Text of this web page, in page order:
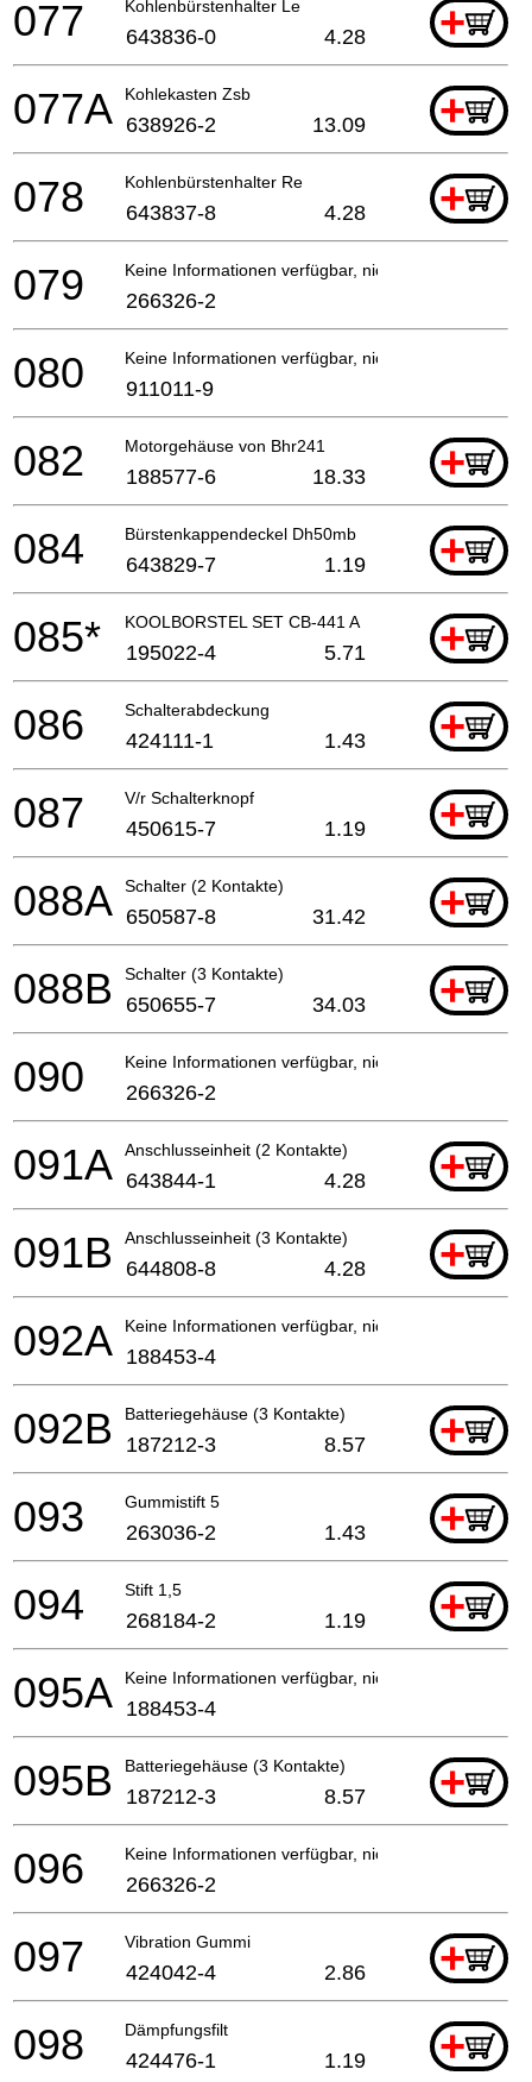
Kohlenbürstenhalter Le +
077 643836-0 4.28
Kohlekasten Zsb +
077A 638926-2 13.09
Kohlenbürstenhalter Re +
078 643837-8 4.28
Keine Informationen verfügbar, nicht bestellbar
079 266326-2
Keine Informationen verfügbar, nicht bestellbar
080 911011-9
Motorgehäuse von Bhr241 +
082 188577-6 18.33
Bürstenkappendeckel Dh50mb +
084 643829-7 1.19
KOOLBORSTEL SET CB-441 A +
085* 195022-4 5.71
Schalterabdeckung +
086 424111-1 1.43
V/r Schalterknopf +
087 450615-7 1.19
Schalter (2 Kontakte) +
088A 650587-8 31.42
Schalter (3 Kontakte) +
088B 650655-7 34.03
Keine Informationen verfügbar, nicht bestellbar
090 266326-2
Anschlusseinheit (2 Kontakte) +
091A 643844-1 4.28
Anschlusseinheit (3 Kontakte) +
091B 644808-8 4.28
Keine Informationen verfügbar, nicht bestellbar
092A 188453-4
Batteriegehäuse (3 Kontakte) +
092B 187212-3 8.57
Gummistift 5 +
093 263036-2 1.43
Stift 1,5 +
094 268184-2 1.19
Keine Informationen verfügbar, nicht bestellbar
095A 188453-4
Batteriegehäuse (3 Kontakte) +
095B 187212-3 8.57
Keine Informationen verfügbar, nicht bestellbar
096 266326-2
Vibration Gummi +
097 424042-4 2.86
Dämpfungsfilt +
098 424476-1 1.19